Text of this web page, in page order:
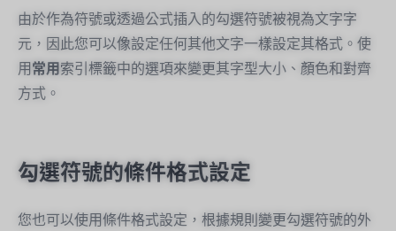
由於作為符號或透過公式插入的勾選符號被視為文字字
元，因此您可以像設定任何其他文字一樣設定其格式。使
用 常用索引標籤中的選項來變更其字型大小、顏色和對齊
方式。
勾選符號的條件格式設定
您也可以使用條件格式設定，根據規則變更勾選符號的外